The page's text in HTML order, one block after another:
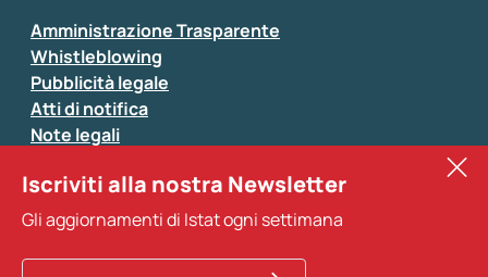
Si prega di non fornire dati di natura personale (ad
esempio dati di contatto). Per ogni altra comunicazione
Amministrazione Trasparente
Whistleblowing
Pubblicità legale
Atti di notifica
Note legali
Sistan
Altri servizi
Iscriviti alla nostra Newsletter
Gli aggiornamenti di Istat ogni settimana